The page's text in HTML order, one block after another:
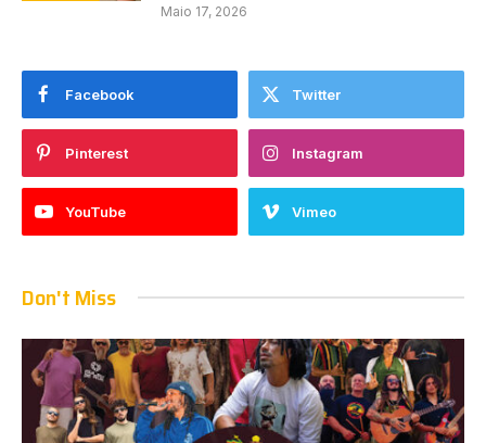
Maio 17, 2026
Facebook Twitter
Pinterest Instagram
YouTube Vimeo
Don't Miss